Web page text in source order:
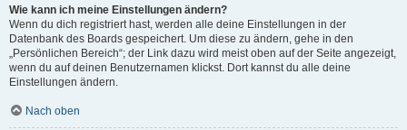
Wie kann ich meine Einstellungen ändern?
Wenn du dich registriert hast, werden alle deine Einstellungen in der
Datenbank des Boards gespeichert. Um diese zu ändern, gehe in den
„Persönlichen Bereich“; der Link dazu wird meist oben auf der Seite angezeigt,
wenn du auf deinen Benutzernamen klickst. Dort kannst du alle deine
Einstellungen ändern.
Nach oben